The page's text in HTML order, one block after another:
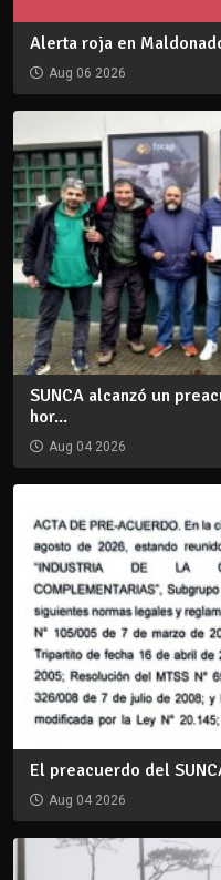
Alerta roja en
Aug 06 2026
SUNCA alcanzó un
hor...
Aug 04 2026
El preacuerdo del
Aug 04 2026